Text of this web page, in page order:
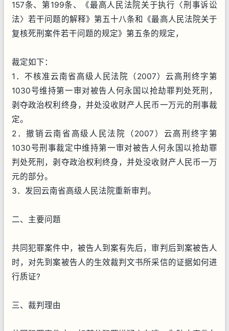
157条、第199条、《最高人民法院关于执行〈刑事诉讼
法〉若干问题的解释》第五十八条和《最高人民法院关于
复核死刑案件若干问题的规定》第五条的规定，
裁定如下：
1．不核准云南省高级人民法院（2007）云高刑终字第
1030号维持第一审对被告人何永国以抢劫罪判处死刑，
剥夺政治权利终身，并处没收财产人民币一万元的刑事裁
定。
2．撤销云南省高级人民法院（2007）云高刑终字第
1030号刑事裁定中维持第一审对被告人何永国以抢劫罪
判处死刑，剥夺政治权利终身，并处没收财产人民币一万
元的部分。
3．发回云南省高级人民法院重新审判。
二、主要问题
共同犯罪案件中，被告人到案有先后，审判后到案被告人
时，对先到案被告人的生效裁判文书所采信的证据如何进
行质证?
三、裁判理由